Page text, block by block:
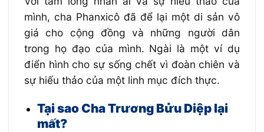
mình, cha Phanxicô đã để lại một di sản vô
giá cho cộng đồng và những người dân
trong họ đạo của mình. Ngài là một ví dụ
điển hình cho sự sống chết vì đoàn chiên và
sự hiếu thảo của một linh mục đích thực.
Tại sao Cha Trương Bửu Diệp lại
mất?